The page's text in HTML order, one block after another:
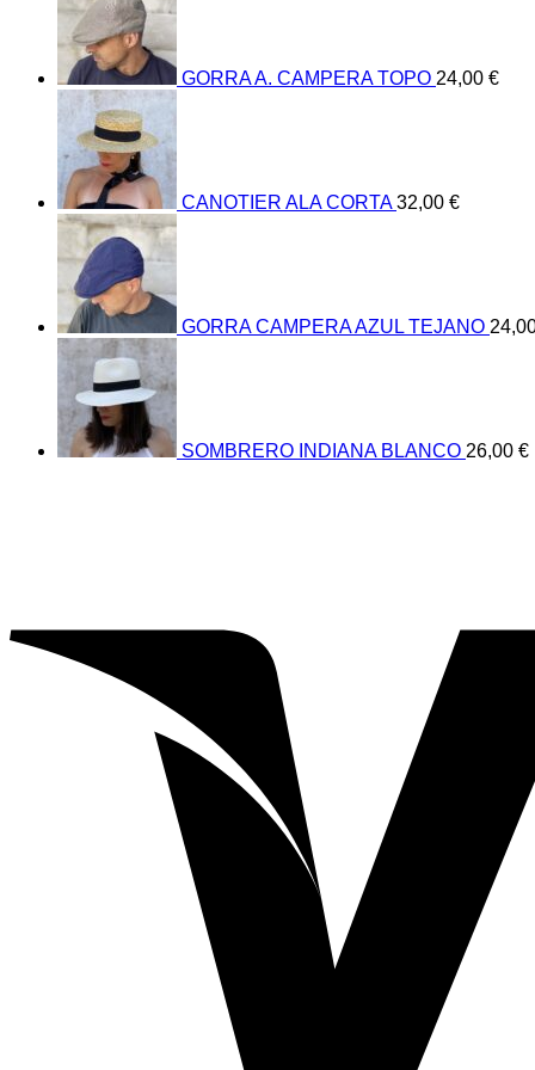
GORRA A. CAMPERA TOPO 24,00 €
CANOTIER ALA CORTA 32,00 €
GORRA CAMPERA AZUL TEJANO
SOMBRERO INDIANA BLANCO 26,00 €